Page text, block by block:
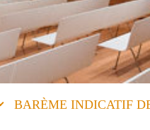
BARÈME INDICATIF